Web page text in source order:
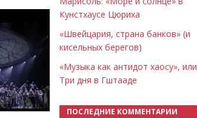
Кунстхаусе Цюриха
«Швейцария, страна банков» (и
кисельных берегов)
«Музыка как антидот хаосу», или
Три дня в Гштааде
ПОСЛЕДНИЕ КОММЕНТАРИИ